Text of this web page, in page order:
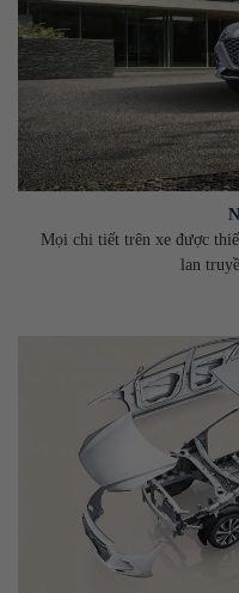
Mọi chi tiết trên xe được
lan